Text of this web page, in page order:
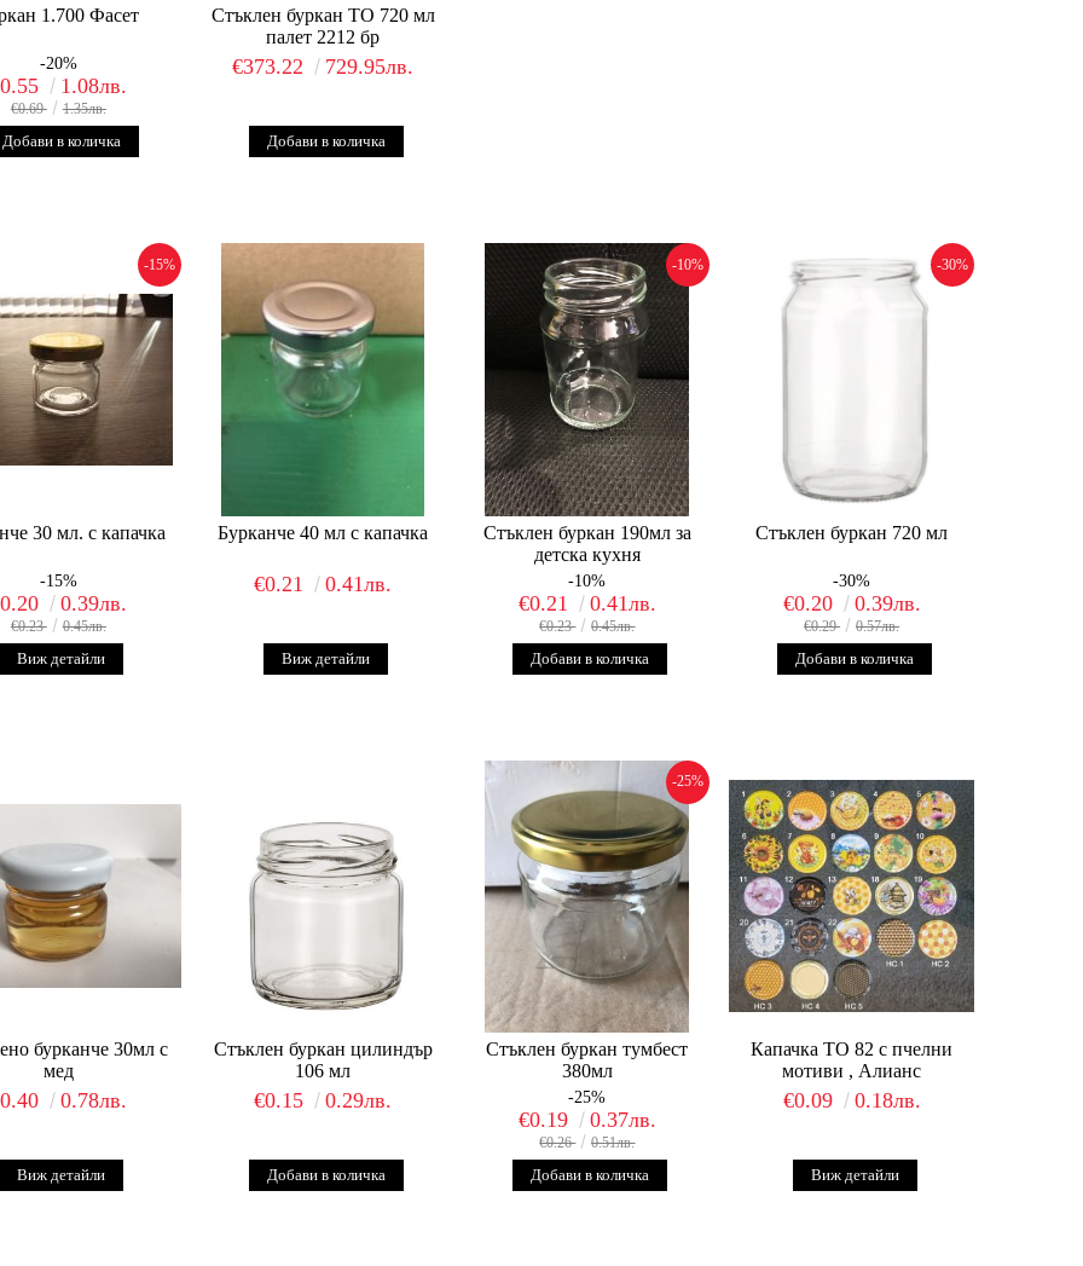
1.700 Фасет
-20%
1.08лв.
€0.69 1.35лв.
Стъклен буркан ТО 720 мл
палет 2212 бр
€373.22 729.95лв.
-15%
30 мл. с капачка
-15%
0.39лв.
€0.23 0.45лв.
Виж детайли
Бурканче 40 мл с капачка
€0.21 0.41лв.
Виж детайли
-10%
Стъклен буркан 190мл за
детска кухня
-10%
€0.21 0.41лв.
€0.23 0.45лв.
-30%
Стъклен буркан 720 мл
-30%
€0.20 0.39лв.
€0.29 0.57лв.
бурканче 30мл с
мед
0.78лв.
Виж детайли
Стъклен буркан цилиндър
106 мл
€0.15 0.29лв.
-25%
Стъклен буркан тумбест
380мл
-25%
€0.19 0.37лв.
€0.26 0.51лв.
Капачка ТО 82 с пчелни
мотиви , Алианс
€0.09 0.18лв.
Виж детайли